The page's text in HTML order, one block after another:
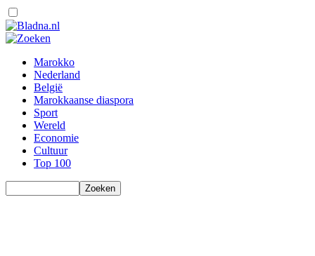
Marokko
Nederland
België
Marokkaanse diaspora
Sport
Wereld
Economie
Cultuur
Top 100